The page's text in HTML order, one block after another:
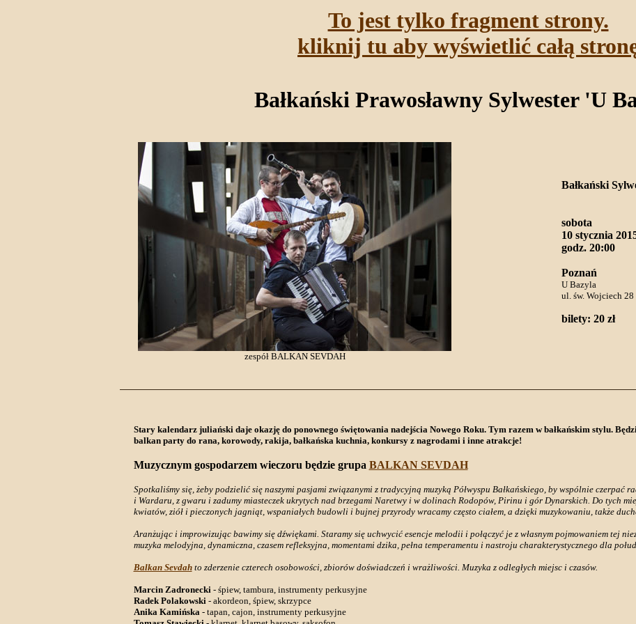
To jest tylko fragment strony.
kliknij tu aby wyświetlić całą
Bałkański Prawosławny Sylwester 'U
zespół BALKAN SEVDAH
Bałkański
sobota
10 stycznia
godz. 20:00
Poznań
U Bazyla
ul. św. Wojciech 28
bilety: 20 zł
Stary kalendarz juliański daje okazję do ponownego świętowania nadejścia Nowego Roku. Tym razem w bałkańskim stylu.
balkan party do rana, korowody, rakija, bałkańska kuchnia, konkursy z nagrodami i inne atrakcje!
Muzycznym gospodarzem wieczoru będzie grupa BALKAN SEVDAH
Spotkaliśmy się, żeby podzielić się naszymi pasjami związanymi z tradycyjną muzyką Półwyspu Bałkańskiego, by wspólnie czerpać
i Wardaru, z gwaru i zadumy miasteczek ukrytych nad brzegami Naretwy i w dolinach Rodopów, Pirinu i gór Dynarskich. Do tych
kwiatów, ziół i pieczonych jagniąt, wspaniałych budowli i bujnej przyrody wracamy często ciałem, a dzięki muzykowaniu, także
Aranżując i improwizując bawimy się dźwiękami. Staramy się uchwycić esencje melodii i połączyć je z własnym pojmowaniem tej
muzyka melodyjna, dynamiczna, czasem refleksyjna, momentami dzika, pełna temperamentu i nastroju charakterystycznego dla
Balkan Sevdahto zderzenie czterech osobowości, zbiorów doświadczeń i wrażliwości. Muzyka z odległych miejsc i czasów.
Marcin Zadronecki - śpiew, tambura, instrumenty perkusyjne
Radek Polakowski - akordeon, śpiew, skrzypce
Anika Kamińska - tapan, cajon, instrumenty perkusyjne